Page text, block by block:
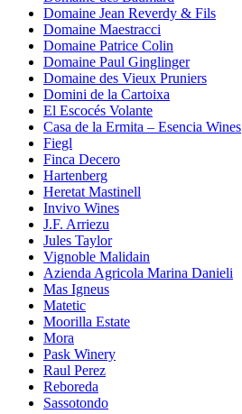
Domaine Jean Reverdy & Fils
Domaine Maestracci
Domaine Patrice Colin
Domaine Paul Ginglinger
Domaine des Vieux Pruniers
Domini de la Cartoixa
El Escocés Volante
Casa de la Ermita – Esencia Wines
Fiegl
Finca Decero
Hartenberg
Heretat Mastinell
Invivo Wines
J.F. Arriezu
Jules Taylor
Vignoble Malidain
Azienda Agricola Marina Danieli
Mas Igneus
Matetic
Moorilla Estate
Mora
Pask Winery
Raul Perez
Reboreda
Sassotondo